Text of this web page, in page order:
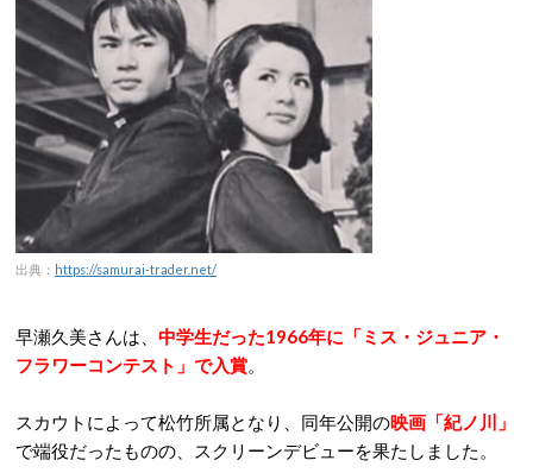
出典： https://samurai-trader.net/
早瀬久美さんは、 中学生だった1966年に「ミス・ジュニア・
フラワーコンテスト」で入賞。
スカウトによって松竹所属となり、同年公開の映画「紀ノ川」
で端役だったものの、スクリーンデビューを果たしました。